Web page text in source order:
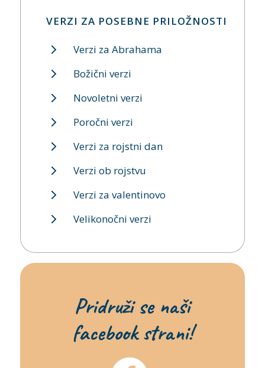
VERZI ZA POSEBNE PRILOŽNOSTI
Verzi za Abrahama
Božični verzi
Novoletni verzi
Poročni verzi
Verzi za rojstni dan
Verzi ob rojstvu
Verzi za valentinovo
Velikonočni verzi
Pridruži se naši
facebook strani!